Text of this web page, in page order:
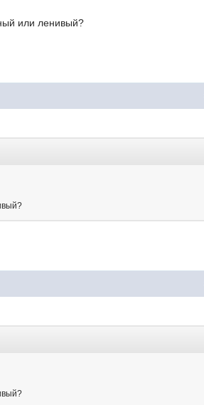
или ленивый?